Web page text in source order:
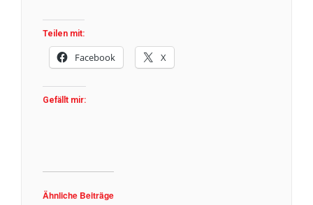
Teilen mit:
Facebook X
Gefällt mir:
Ähnliche Beiträge